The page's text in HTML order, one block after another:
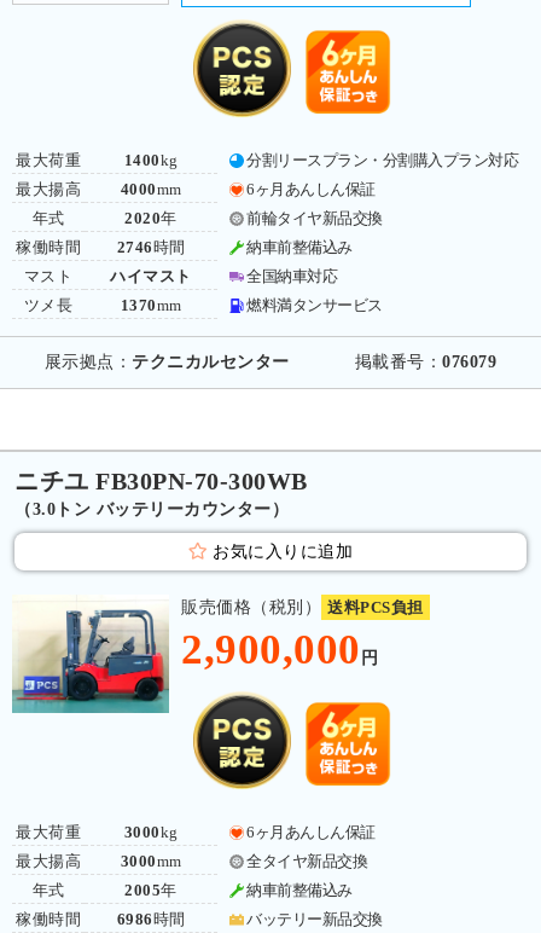
最大荷重
最大揚高
年式
稼働時間
マスト
ツメ長
1400kg
4000mm
2020年
2746 時間
ハイマスト
1370mm
分割リースプラン・分割購入プラン対応
6ヶ月あんしん保証
前輪タイヤ新品交換
納車前整備込み
全国納車対応
燃料満タンサービス
展示拠点： テクニカルセンター 掲載番号：076079
ニチユ FB30PN-70-300WB
（3.0トン バッテリーカウンター）
お気に入りに追加
販売価格（税別） 送料PCS負担
2,900,000 円
最大荷重
最大揚高
年式
稼働時間
3000kg
3000mm
2005年
6986 時間
6ヶ月あんしん保証
全タイヤ新品交換
納車前整備込み
バッテリー新品交換